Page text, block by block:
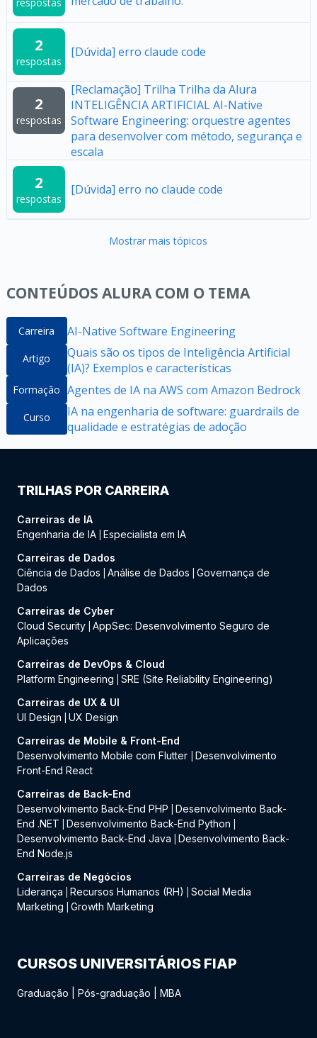
2
respostas
[Dúvida] erro claude code
2
respostas
[Reclamação] Trilha Trilha da Alura
INTELIGÊNCIA ARTIFICIAL AI-Native
Software Engineering: orquestre agentes
para desenvolver com método, segurança e
escala
2
respostas
[Dúvida] erro no claude code
Mostrar mais tópicos
CONTEÚDOS ALURA COM O TEMA
Carreira AI-Native Software Engineering
Artigo
Quais são os tipos de Inteligência Artificial
(IA)? Exemplos e características
Formação Agentes de IA na AWS com Amazon Bedrock
Curso
IA na engenharia de software: guardrails de
qualidade e estratégias de adoção
TRILHAS POR CARREIRA
Carreiras de IA
Engenharia de IA Especialista em IA
Carreiras de Dados
Ciência de Dados
Análise de Dados
Governança de
Dados
Carreiras de Cyber
Cloud Security AppSec: Desenvolvimento Seguro de
Aplicações
Carreiras de DevOps & Cloud
Platform Engineering
SRE (Site Reliability Engineering)
Carreiras de UX & UI
UI Design
UX Design
Carreiras de Mobile & Front-End
Desenvolvimento Mobile com Flutter
Desenvolvimento
Front-End React
Carreiras de Back-End
Desenvolvimento Back-End PHP
Desenvolvimento Back-
End .NET
Desenvolvimento Back-End Python
Desenvolvimento Back-End Java
Desenvolvimento Back-
End Node.js
Carreiras de Negócios
Liderança
Recursos Humanos (RH)
Social Media
Marketing
Growth Marketing
CURSOS UNIVERSITÁRIOS FIAP
Graduação Pós-graduação MBA